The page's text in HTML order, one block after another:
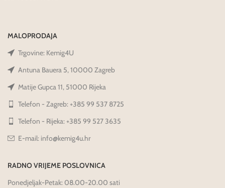
MALOPRODAJA
Trgovine: Kemig4U
Antuna Bauera 5, 10000 Zagreb
Matije Gupca 11, 51000 Rijeka
Telefon - Zagreb: +385 99 537 8725
Telefon - Rijeka: +385 99 527 3635
E-mail: info@kemig4u.hr
RADNO VRIJEME POSLOVNICA
Ponedjeljak-Petak: 08.00-20.00 sati